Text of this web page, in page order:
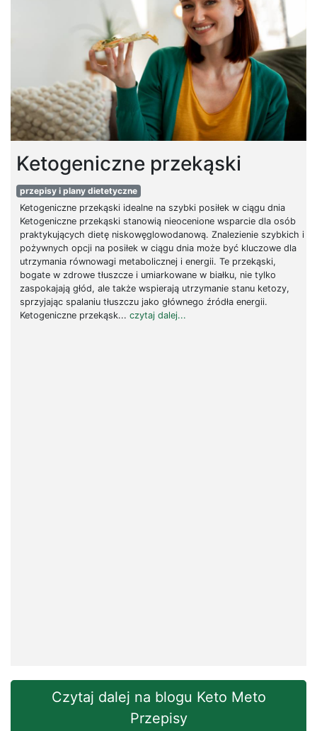
Ketogeniczne przekąski
przepisy i plany dietetyczne
Ketogeniczne przekąski idealne na szybki posiłek w ciągu dnia
Ketogeniczne przekąski stanowią nieocenione wsparcie dla osób
praktykujących dietę niskowęglowodanową. Znalezienie szybkich i
pożywnych opcji na posiłek w ciągu dnia może być kluczowe dla
utrzymania równowagi metabolicznej i energii. Te przekąski,
bogate w zdrowe tłuszcze i umiarkowane w białku, nie tylko
zaspokajają głód, ale także wspierają utrzymanie stanu ketozy,
sprzyjając spalaniu tłuszczu jako głównego źródła energii.
Ketogeniczne przekąsk... czytaj dalej...
Czytaj dalej na blogu Keto Meto
Przepisy